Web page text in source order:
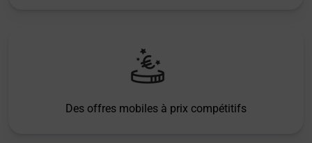
Des offres mobiles à prix compétitifs